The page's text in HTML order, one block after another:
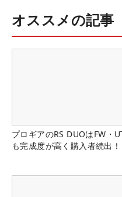
オススメの記事
プロギアのRS DUOはFW・
も完成度が高く購入者続出！